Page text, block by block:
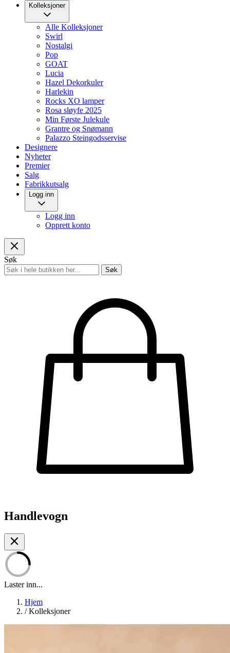
Kolleksjoner
Alle Kolleksjoner
Swirl
Nostalgi
Pop
GOAT
Lucia
Hazel Dekorkuler
Harlekin
Rocks XO lamper
Rosa sløyfe 2025
Min Første Julekule
Grantre og Snømann
Palazzo Steingodsservise
Designere
Nyheter
Premier
Salg
Fabrikkutsalg
Logg inn
Logg inn
Opprett konto
Søk
Søk
Handlevogn
Laster inn...
Hjem
/ Kolleksjoner